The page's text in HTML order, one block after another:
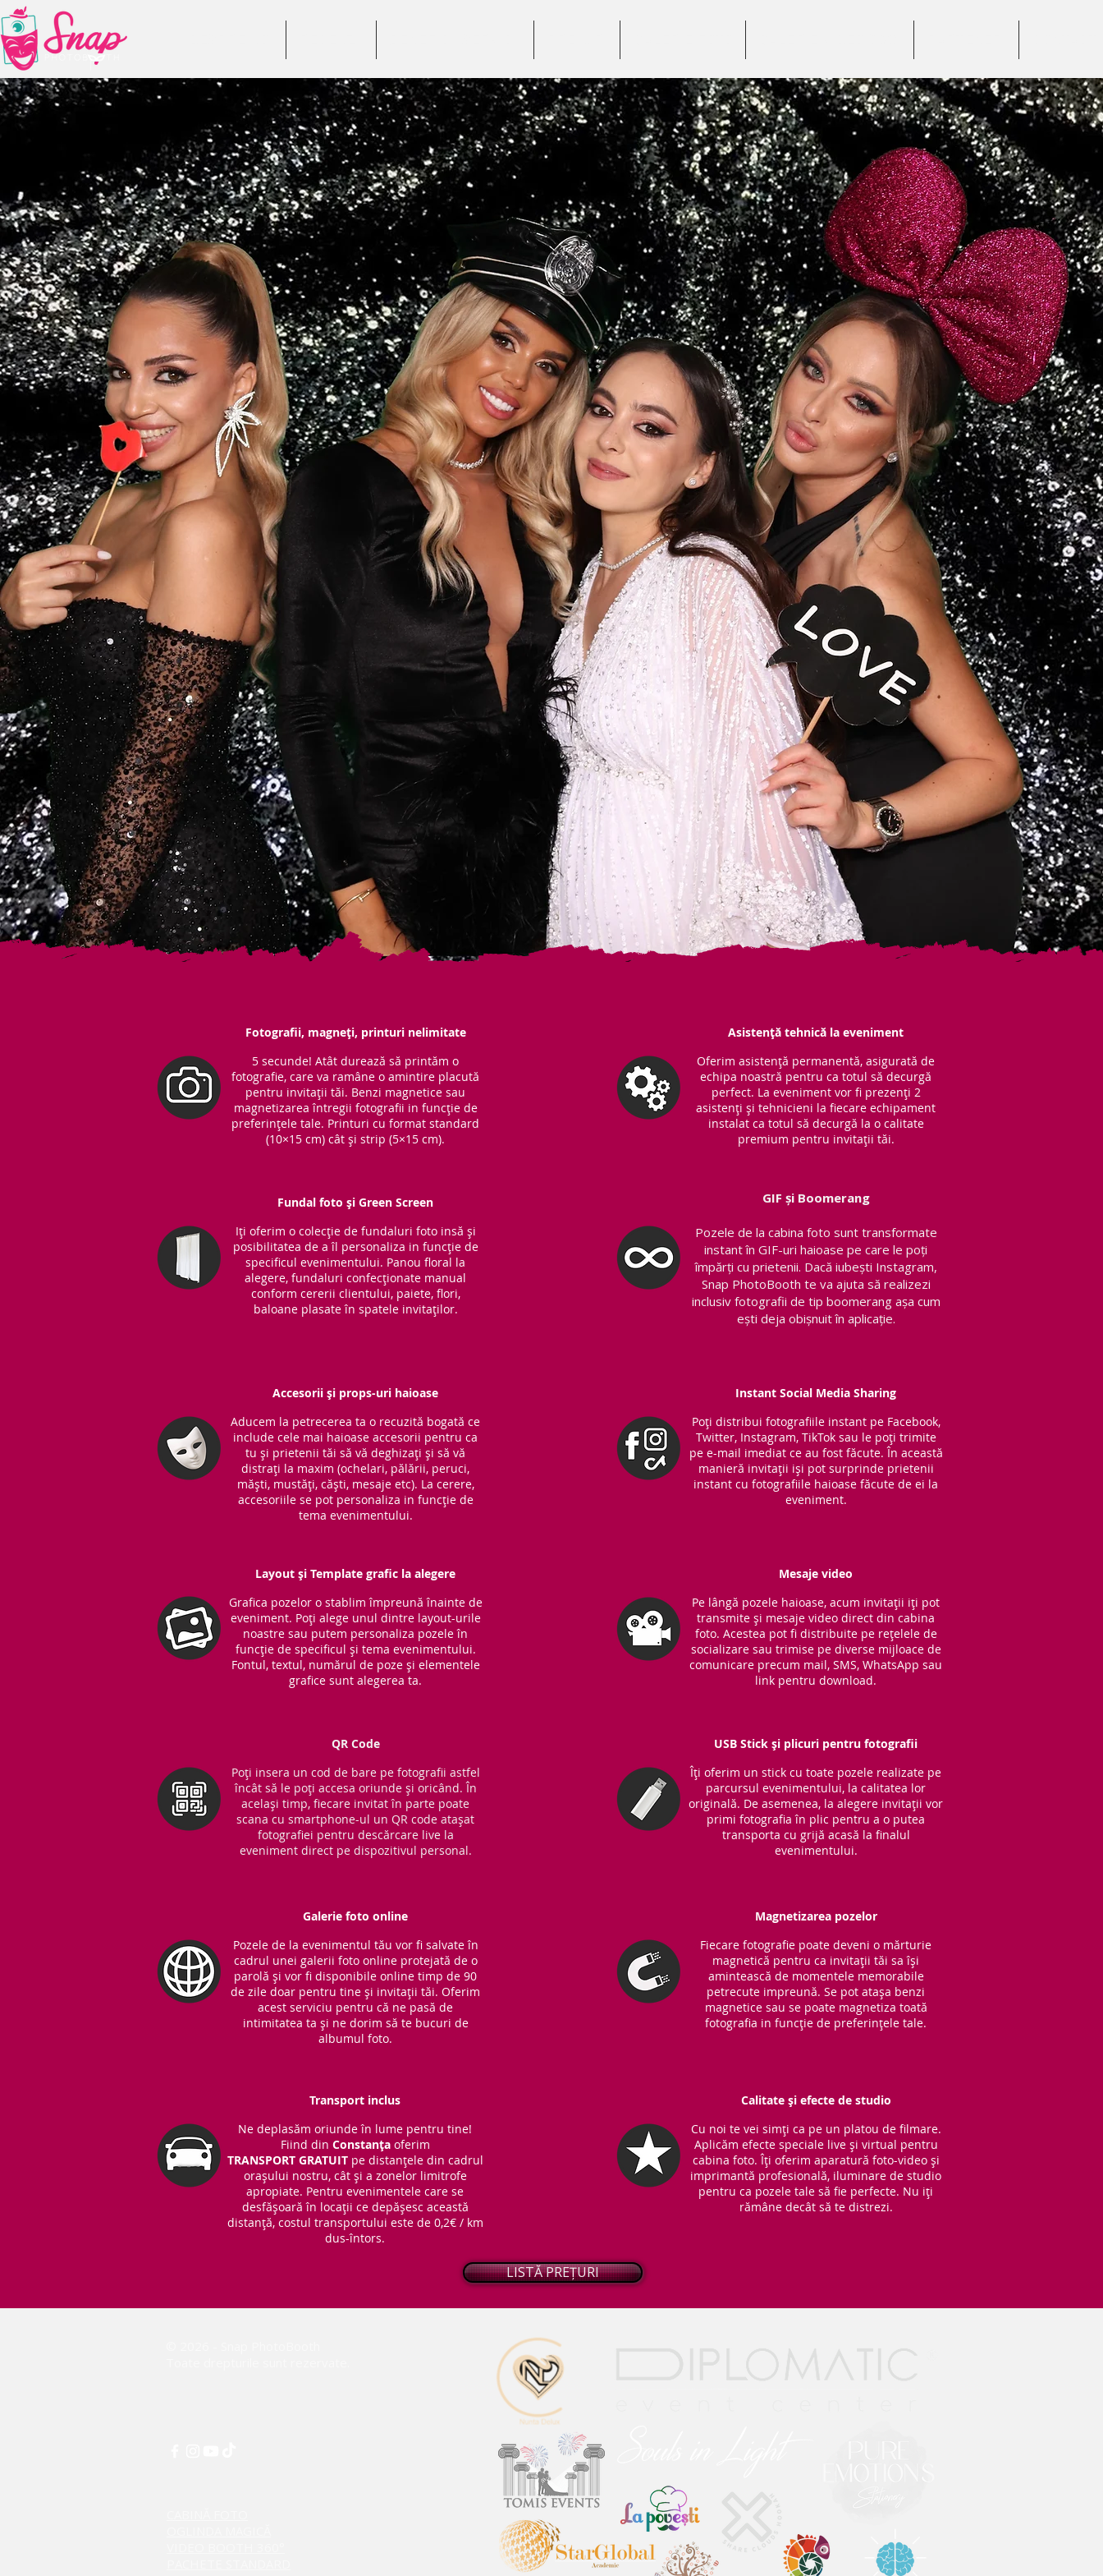
Fotografii, magneți, printuri nelimitate
5 secunde! Atât durează să printăm o
fotografie, care va ramâne o amintire placută
pentru invitații tăi. Benzi magnetice sau
magnetizarea întregii fotografii in funcție de
preferințele tale. Printuri cu format standard
(10×15 cm) cât și strip (5×15 cm).
Fundal foto și Green Screen
Iți oferim o colecție de fundaluri foto insă și
posibilitatea de a îl personaliza in funcție de
specificul evenimentului. Panou floral la
alegere, fundaluri confecționate manual
conform cererii clientului, paiete, flori,
baloane plasate în spatele invitaților.
Asistență tehnică la eveniment
Oferim asistență permanentă, asigurată de
echipa noastră pentru ca totul să decurgă
perfect. La eveniment vor fi prezenți 2
asistenți și tehnicieni la fiecare echipament
instalat ca totul să decurgă la o calitate
premium pentru invitații tăi.
GIF și Boomerang
Pozele de la cabina foto sunt transformate
instant în GIF-uri haioase pe care le poți
împărți cu prietenii. Dacă iubești Instagram,
Snap PhotoBooth te va ajuta să realizezi
inclusiv fotografii de tip boomerang așa cum
ești deja obișnuit în aplicație.
Accesorii și props-uri haioase
Aducem la petrecerea ta o recuzită bogată ce
include cele mai haioase accesorii pentru ca
tu și prietenii tăi să vă deghizați și să vă
distrați la maxim (ochelari, pălării, peruci,
măști, mustăți, căști, mesaje etc). La cerere,
accesoriile se pot personaliza in funcție de
tema evenimentului.
Layout și Template grafic la alegere
Grafica pozelor o stablim împreună înainte de
eveniment. Poți alege unul dintre layout-urile
noastre sau putem personaliza pozele în
funcție de specificul și tema evenimentului.
Fontul, textul, numărul de poze și elementele
grafice sunt alegerea ta.
QR Code
Poți insera un cod de bare pe fotografii astfel
încât să le poți accesa oriunde și oricând. În
același timp, fiecare invitat în parte poate
scana cu smartphone-ul un QR code atașat
fotografiei pentru descărcare live la
eveniment direct pe dispozitivul personal.
Galerie foto online
Pozele de la evenimentul tău vor fi salvate în
cadrul unei galerii foto online protejată de o
parolă și vor fi disponibile online timp de 90
de zile doar pentru tine și invitații tăi. Oferim
acest serviciu pentru că ne pasă de
intimitatea ta și ne dorim să te bucuri de
albumul foto.
Transport inclus
Ne deplasăm oriunde în lume pentru tine!
Fiind din Constanța oferim
TRANSPORT GRATUITpe distanțele din cadrul
orașului nostru, cât și a zonelor limitrofe
apropiate. Pentru evenimentele care se
desfășoară în locații ce depășesc această
distanță, costul transportului este de 0,2€ / km
dus-întors.
Instant Social Media Sharing
Poți distribui fotografiile instant pe Facebook,
Twitter, Instagram, TikTok sau le poți trimite
pe e-mail imediat ce au fost făcute. În această
manieră invitații iși pot surprinde prietenii
instant cu fotografiile haioase făcute de ei la
eveniment.
Mesaje video
Pe lângă pozele haioase, acum invitații iți pot
transmite și mesaje video direct din cabina
foto. Acestea pot fi distribuite pe rețelele de
socializare sau trimise pe diverse mijloace de
comunicare precum mail, SMS, WhatsApp sau
link pentru download.
USB Stick și plicuri pentru fotografii
Îți oferim un stick cu toate pozele realizate pe
parcursul evenimentului, la calitatea lor
originală. De asemenea, la alegere invitații vor
primi fotografia în plic pentru a o putea
transporta cu grijă acasă la finalul
evenimentului.
Magnetizarea pozelor
Fiecare fotografie poate deveni o mărturie
magnetică pentru ca invitații tăi sa își
amintească de momentele memorabile
petrecute impreună. Se pot atașa benzi
magnetice sau se poate magnetiza toată
fotografia in funcție de preferințele tale.
Calitate și efecte de studio
Cu noi te vei simți ca pe un platou de filmare.
Aplicăm efecte speciale live și virtual pentru
cabina foto. Îți oferim aparatură foto-video și
imprimantă profesională, iluminare de studio
pentru ca pozele tale să fie perfecte. Nu iți
rămâne decât să te distrezi.
LISTĂ PREȚURI